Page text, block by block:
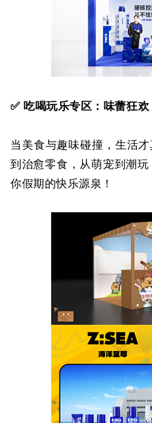
✅ 吃喝玩乐专区：味蕾狂
当美食与趣味碰撞，生活
到治愈零食，从萌宠到潮
你假期的快乐源泉！